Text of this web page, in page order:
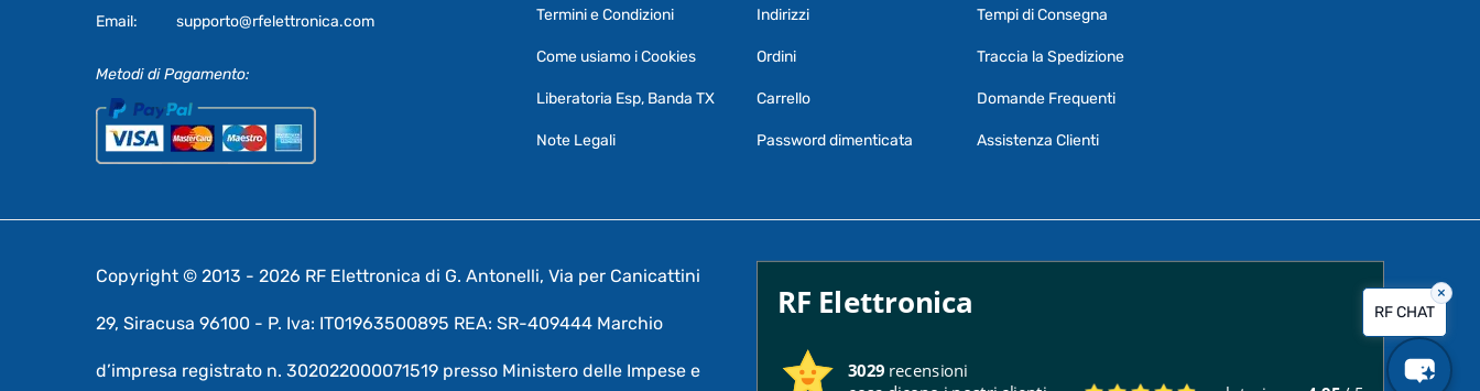
Email:
supporto@rfelettronica.com
Metodi di Pagamento:
Termini e Condizioni
Come usiamo i Cookies
Liberatoria Esp, Banda TX
Note Legali
Indirizzi
Ordini
Carrello
Password dimenticata
Tempi di Consegna
Traccia la Spedizione
Domande Frequenti
Assistenza Clienti
Copyright © 2013 - 2026 RF Elettronica di G. Antonelli, Via per Canicattini
29, Siracusa 96100 - P. Iva: IT01963500895 REA: SR-409444 Marchio
d’impresa registrato n. 302022000071519 presso Ministero delle Impese e
RF Elettronica
3029 recensioni
Puoi chiedermi informazioni generali o
specifiche su certi prodotti.
prodotto
RF CHAT
×